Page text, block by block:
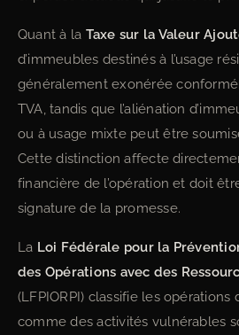
Quant à la Taxe sur la Valeur
d’immeubles destinés à l’usage
généralement exonérée
TVA, tandis que l’aliénation
ou à usage mixte peut être
Cette distinction affecte
financière de l’opération et doit
signature de la promesse.
La Loi Fédérale pour la
des Opérations avec des
(LFPIORPI) classifie les opérations
comme des activités vulnérables